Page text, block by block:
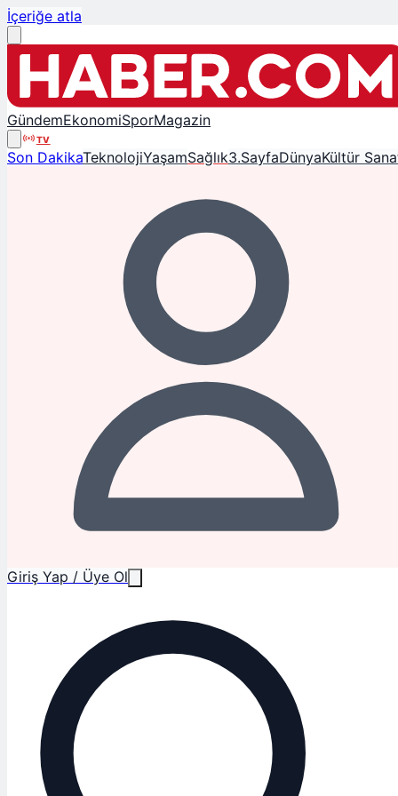
İçeriğe atla
GündemEkonomiSporMagazin
TV
Son DakikaTeknolojiYaşamSağlık3.SayfaDünyaKültür
Giriş Yap / Üye Ol